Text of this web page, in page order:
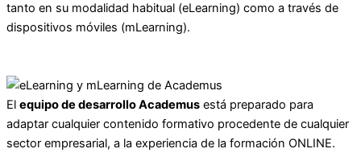
tanto en su modalidad habitual (eLearning) como a través de
dispositivos móviles (mLearning).
El equipo de desarrollo Academus está preparado para
adaptar cualquier contenido formativo procedente de cualquier
sector empresarial, a la experiencia de la formación ONLINE.